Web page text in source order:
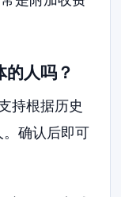
人吗？
持根据历史
确认后即可